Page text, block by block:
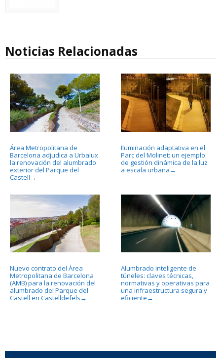
Noticias Relacionadas
Área Metropolitana de
Barcelona adjudica a Urbalux
la renovación del alumbrado
exterior del Parque del
Castell →
Iluminación adaptativa en el
Parc del Molinet: un ejemplo
de gestión dinámica de la luz
a escala urbana →
Nuevo contrato del Àrea
Metropolitana de Barcelona
(AMB) para la renovación del
alumbrado del Parque del
Castell en Castelldefels →
Alumbrado inteligente de
túneles: claves técnicas,
normativas y operativas para
una infraestructura segura y
eficiente →